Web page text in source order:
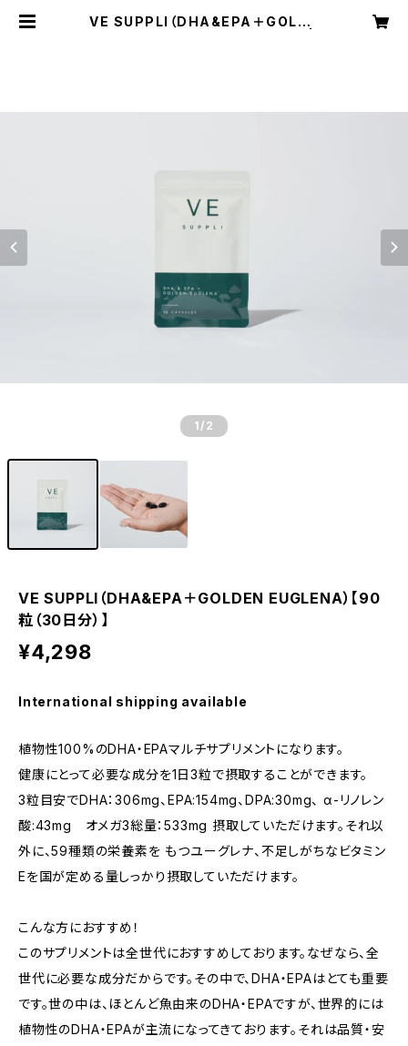
VE SUPPLI（DHA&EPA＋GOLDE
1 /2
VE SUPPLI（DHA&EPA＋GOLDEN EUGLENA）【90
粒（30日分）】
¥4,298
International shipping available
植物性100%のDHA・EPAマルチサプリメントになります。
健康にとって必要な成分を1日3粒で摂取することができます。
3粒目安でDHA：306mg、EPA:154mg、DPA:30mg、 α-リノレン
酸:43mg オメガ3総量：533mg 摂取していただけます。それ以
外に、59種類の栄養素を もつユーグレナ、不足しがちなビタミン
Eを国が定める量しっかり摂取していただけます。
こんな方におすすめ！
このサプリメントは全世代におすすめしております。なぜなら、全
世代に必要な成分だからです。その中で、DHA・EPAはとても重要
です。世の中は、ほとんど魚由来のDHA・EPAですが、世界的には
植物性のDHA・EPAが主流になってきております。それは品質・安